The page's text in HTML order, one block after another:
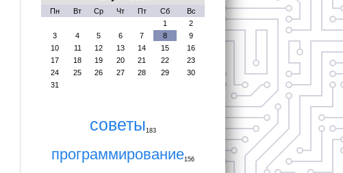
Пн Вт Ср Чт Пт Сб
Вс
1
2
3
4 5 6 7 8
9
10
11 12 13 14 15
16
17
18 19 20 21 22
23
24
25 26 27 28 29
30
31
советы183
программирование156